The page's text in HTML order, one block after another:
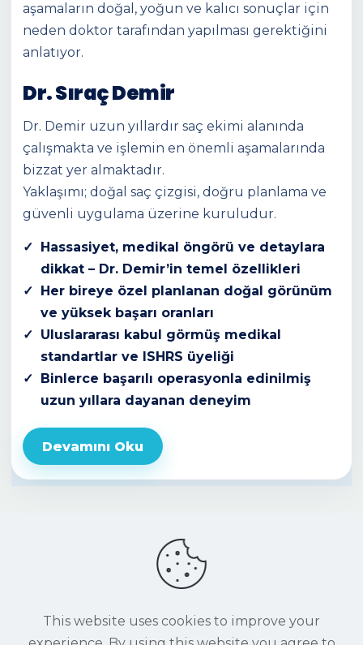
aşamaların doğal, yoğun ve kalıcı sonuçlar için
neden doktor tarafından yapılması gerektiğini
anlatıyor.
Dr. Sıraç Demir
Dr. Demir uzun yıllardır saç ekimi alanında
çalışmakta ve işlemin en önemli aşamalarında
bizzat yer almaktadır.
Yaklaşımı; doğal saç çizgisi, doğru planlama ve
güvenli uygulama üzerine kuruludur.
Hassasiyet, medikal öngörü ve detaylara
dikkat – Dr. Demir’in temel özellikleri
Her bireye özel planlanan doğal görünüm
ve yüksek başarı oranları
Uluslararası kabul görmüş medikal
standartlar ve ISHRS üyeliği
Binlerce başarılı operasyonla edinilmiş
uzun yıllara dayanan deneyim
Devamını Oku
This website uses cookies to improve your